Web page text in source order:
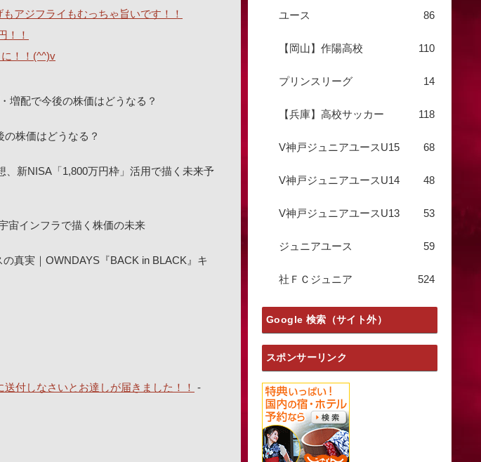
アジフライもむっちゃ旨いです！！
！！
！！(^^)v
増配で今後の株価はどうなる？
の株価はどうなる？
、新NISA「1,800万円枠」活用で描く未来予
宙インフラで描く株価の未来
真実｜OWNDAYS『BACK in BLACK』キ
付しなさいとお達しが届きました！！ -
ユース 86
【岡山】作陽高校 110
プリンスリーグ 14
【兵庫】高校サッカー 118
V神戸ジュニアユースU15 68
V神戸ジュニアユースU14 48
V神戸ジュニアユースU13 53
ジュニアユース 59
社ＦＣジュニア 524
Google 検索（サイト外）
スポンサーリンク